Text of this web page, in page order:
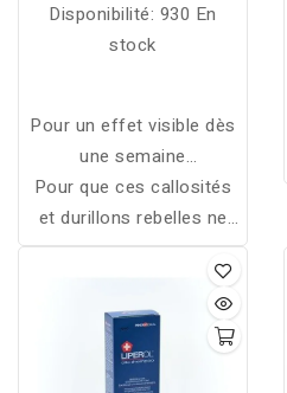
Disponibilité: 930 En
stock
Pour un effet visible dès
une semaine
d'application, il est
primordial d'appliquer
cette crème sur les
quotidiennement.
Pour que ces callosités
et durillons rebelles ne
reparaissent plus vous
pouvez utiliser en plus de
cette crème une crème
préventive comme SVR
Xérial 30.